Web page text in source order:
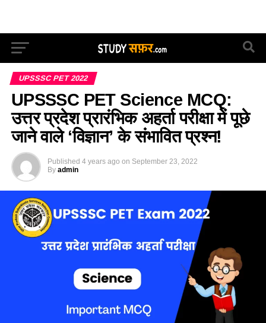
UPSSSC PET 2022
UPSSSC PET Science MCQ:
उत्तर प्रदेश प्रारंभिक अहर्ता परीक्षा में पूछे
जाने वाले ‘विज्ञान’ के संभावित प्रश्न!
Published 4 years ago on September 23, 2022
By admin